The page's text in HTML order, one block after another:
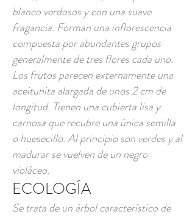
blanco verdosos y con una suave
fragancia. Forman una inflorescencia
compuesta por abundantes grupos
generalmente de tres flores cada uno.
Los frutos parecen externamente una
aceitunita alargada de unos 2 cm de
longitud. Tienen una cubierta lisa y
carnosa que recubre una única semilla
o huesecillo. Al principio son verdes y al
madurar se vuelven de un negro
violáceo.
ECOLOGÍA
Se trata de un árbol característico de